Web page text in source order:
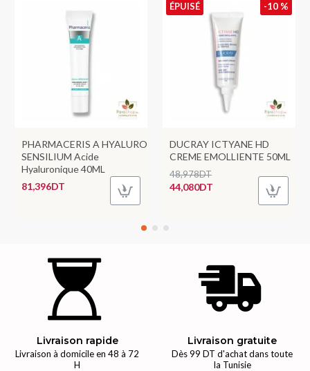
PHARMACERIS A HYALURO
SENSILIUM Acide
Hyaluronique 40ML
81,396DT
-10 %
ÉPUISÉ
DUCRAY ICTYANE HD
CREME EMOLLIENTE 50ML
44,080DT
48,978DT
Livraison rapide
Livraison à domicile en 48 à 72
H
Livraison gratuite
Dès 99 DT d'achat dans toute
la Tunisie